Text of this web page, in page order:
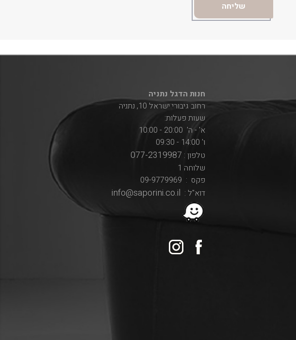
חנות הדגל נתניה
רחוב גיבורי ישראל 10, נתניה
שעות פעלות:
א' - ה' 20:00 - 10:00
ו' 14:00 - 09:30
טלפון : 077-2319987
שלוחה 1
פקס : 09-9779969
דוא"ל : info@saporini.co.il